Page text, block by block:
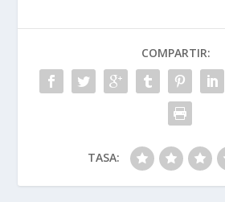
COMPARTIR:
TASA: